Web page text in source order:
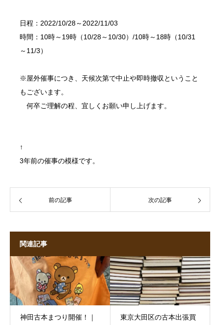
日程：2022/10/28～2022/11/03
時間：10時～19時（10/28～10/30）/10時～18時（10/31
～11/3）
※屋外催事につき、天候次第で中止や即時撤収ということ
もございます。
何卒ご理解の程、宜しくお願い申し上げます。
↑
3年前の催事の模様です。
前の記事 次の記事
関連記事
神田古本まつり開催！｜
東京大田区の古本出張買